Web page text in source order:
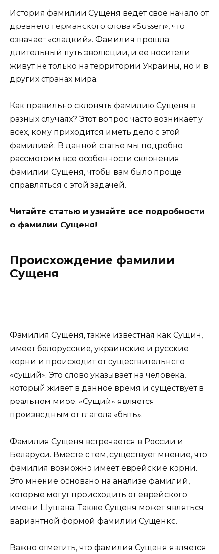
История фамилии Сущеня ведет свое начало от
древнего германского слова «Sussen», что
означает «сладкий». Фамилия прошла
длительный путь эволюции, и ее носители
живут не только на территории Украины, но и в
других странах мира.
Как правильно склонять фамилию Сущеня в
разных случаях? Этот вопрос часто возникает у
всех, кому приходится иметь дело с этой
фамилией. В данной статье мы подробно
рассмотрим все особенности склонения
фамилии Сущеня, чтобы вам было проще
справляться с этой задачей.
Читайте статью и узнайте все подробности
о фамилии Сущеня!
Происхождение фамилии
Сущеня
Фамилия Сущеня, также известная как Сущин,
имеет белорусские, украинские и русские
корни и происходит от существительного
«сущий». Это слово указывает на человека,
который живет в данное время и существует в
реальном мире. «Сущий» является
производным от глагола «быть».
Фамилия Сущеня встречается в России и
Беларуси. Вместе с тем, существует мнение, что
фамилия возможно имеет еврейские корни.
Это мнение основано на анализе фамилий,
которые могут происходить от еврейского
имени Шушана. Также Сущеня может являться
вариантной формой фамилии Сущенко.
Важно отметить, что фамилия Сущеня является